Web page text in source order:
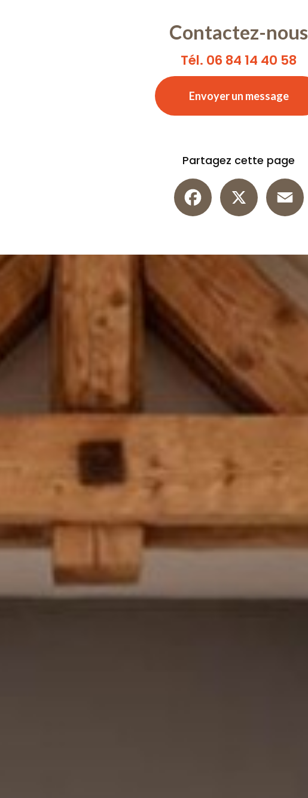
Contactez-nous
Tél. 06 84 14 40 58
Envoyer un message
Partagez cette page
Facebook